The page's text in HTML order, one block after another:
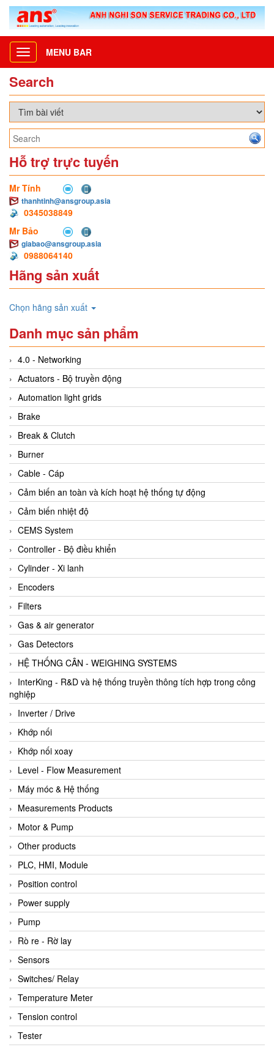
Toggle
navigation
MENU BAR
Search
Hỗ trợ trực tuyến
Mr Tính
thanhtinh@ansgroup.asia
0345038849
Mr Bảo
giabao@ansgroup.asia
0988064140
Hãng sản xuất
Chọn hãng sản xuất
Danh mục sản phẩm
4.0 - Networking
Actuators - Bộ truyền động
Automation light grids
Brake
Break & Clutch
Burner
Cable - Cáp
Cảm biến an toàn và kích hoạt hệ thống tự động
Cảm biến nhiệt độ
CEMS System
Controller - Bộ điều khiển
Cylinder - Xi lanh
Encoders
Filters
Gas & air generator
Gas Detectors
HỆ THỐNG CÂN - WEIGHING SYSTEMS
InterKing - R&D và hệ thống truyền thông tích hợp trong công
nghiệp
Inverter / Drive
Khớp nối
Khớp nối xoay
Level - Flow Measurement
Máy móc & Hệ thống
Measurements Products
Motor & Pump
Other products
PLC, HMI, Module
Position control
Power supply
Pump
Rò re - Rờ lay
Sensors
Switches/ Relay
Temperature Meter
Tension control
Tester